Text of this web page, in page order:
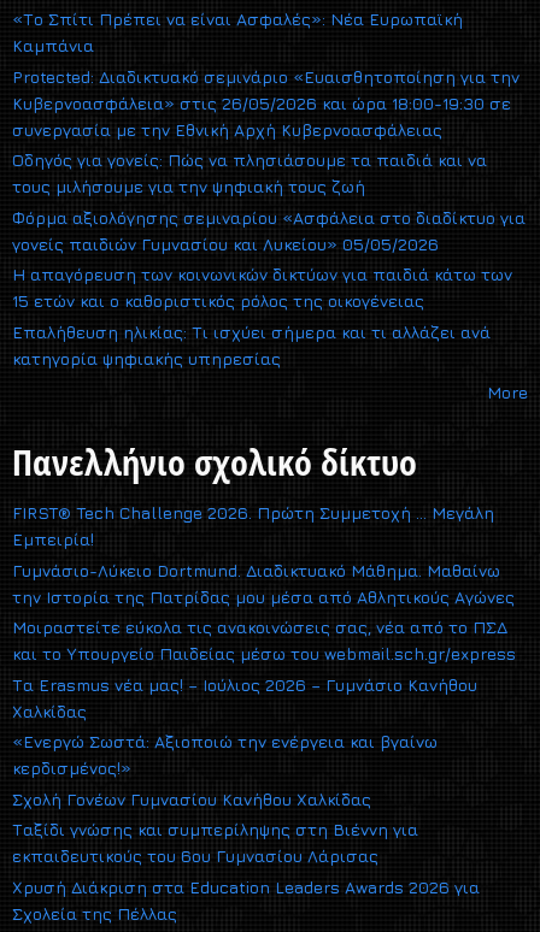
«Το Σπίτι Πρέπει να είναι Ασφαλές»: Νέα Ευρωπαϊκή
Καμπάνια
Protected: Διαδικτυακό σεμινάριο «Ευαισθητοποίηση για την
Κυβερνοασφάλεια» στις 26/05/2026 και ώρα 18:00-19:30 σε
συνεργασία με την Εθνική Αρχή Κυβερνοασφάλειας
Οδηγός για γονείς: Πώς να πλησιάσουμε τα παιδιά και να
τους μιλήσουμε για την ψηφιακή τους ζωή
Φόρμα αξιολόγησης σεμιναρίου «Ασφάλεια στο διαδίκτυο για
γονείς παιδιών Γυμνασίου και Λυκείου» 05/05/2026
Η απαγόρευση των κοινωνικών δικτύων για παιδιά κάτω των
15 ετών και ο καθοριστικός ρόλος της οικογένειας
Επαλήθευση ηλικίας: Τι ισχύει σήμερα και τι αλλάζει ανά
κατηγορία ψηφιακής υπηρεσίας
More
Πανελλήνιο σχολικό δίκτυο
FIRST® Tech Challenge 2026. Πρώτη Συμμετοχή … Μεγάλη
Εμπειρία!
Γυμνάσιο-Λύκειο Dortmund. Διαδικτυακό Μάθημα. Μαθαίνω
την Ιστορία της Πατρίδας μου μέσα από Αθλητικούς Αγώνες
Μοιραστείτε εύκολα τις ανακοινώσεις σας, νέα από το ΠΣΔ
και το Υπουργείο Παιδείας μέσω του webmail.sch.gr/express
Τα Erasmus νέα μας! – Ιούλιος 2026 – Γυμνάσιο Κανήθου
Χαλκίδας
«Ενεργώ Σωστά: Αξιοποιώ την ενέργεια και βγαίνω
κερδισμένος!»
Σχολή Γονέων Γυμνασίου Κανήθου Χαλκίδας
Ταξίδι γνώσης και συμπερίληψης στη Βιέννη για
εκπαιδευτικούς του 6ου Γυμνασίου Λάρισας
Χρυσή Διάκριση στα Education Leaders Awards 2026 για
Σχολεία της Πέλλας